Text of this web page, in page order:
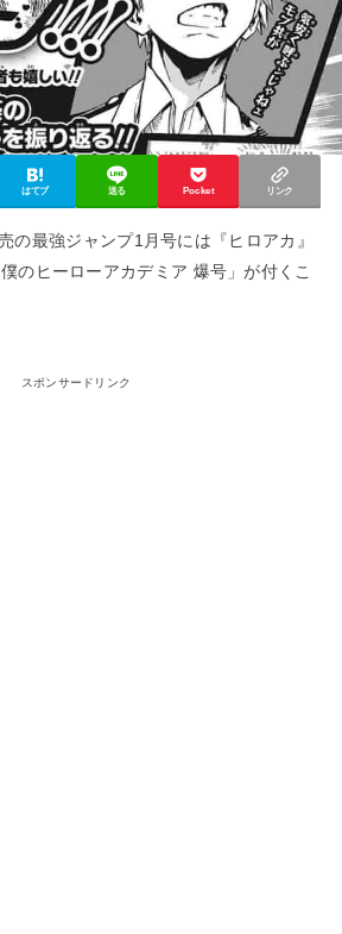
はてブ 送る Pocket リンク
の最強ジャンプ1月号には『ヒロアカ』
のヒーローアカデミア 爆号」が付くこ
スポンサードリンク